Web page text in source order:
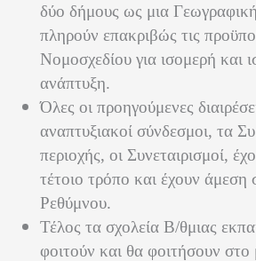
δύο δήμους ως μια
πληρούν επακριβώς τις
Νομοσχεδίου για ισομερή και
ανάπτυξη.
Όλες οι προηγούμενες
αναπτυξιακοί σύνδεσμοι, τα
περιοχής, οι Συνεταιρισμοί,
τέτοιο τρόπο και έχουν
Ρεθύμνου.
Τέλος τα σχολεία Β/θμιας
φοιτούν και θα φοιτήσουν στο